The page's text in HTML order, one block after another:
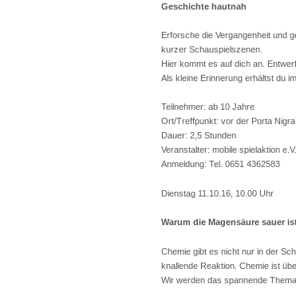
Geschichte hautnah
Erforsche die Vergangenheit und
kurzer Schauspielszenen.
Hier kommt es auf dich an.
Als kleine Erinnerung erhältst du
Teilnehmer: ab 10 Jahre
Ort/Treffpunkt: vor der Porta Nigra
Dauer: 2,5 Stunden
Veranstalter: mobile spielaktion e.V.
Anmeldung: Tel. 0651 4362583
Dienstag 11.10.16, 10.00 Uhr
Warum die Magensäure sauer
Chemie gibt es nicht nur in der
knallende Reaktion. Chemie ist
Wir werden das spannende